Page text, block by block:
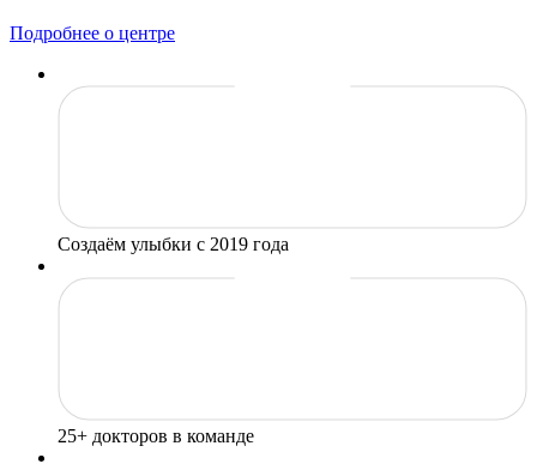
Подробнее о центре
Создаём улыбки с 2019 года
25+ докторов в команде